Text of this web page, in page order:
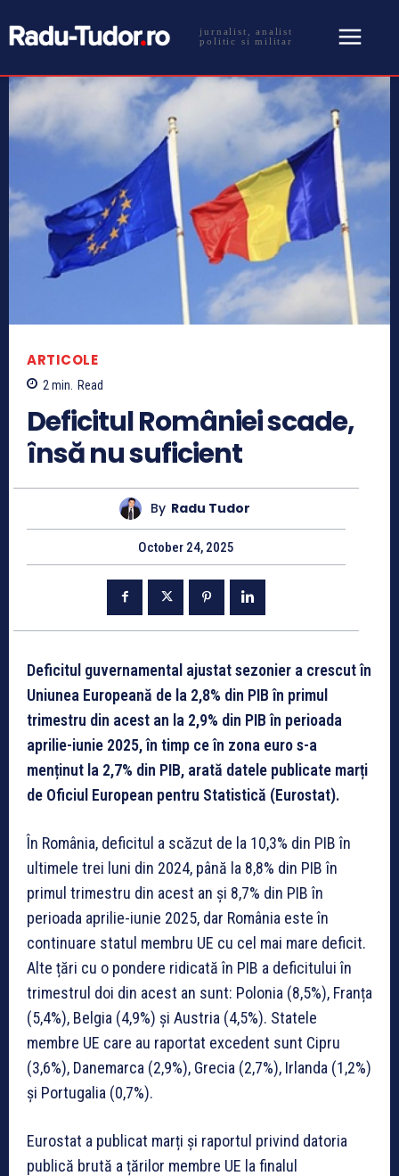
jurnalist, analist
politic si militar
ARTICOLE
2 min. Read
Deficitul României scade,
însă nu suficient
By Radu Tudor
October 24, 2025
Deficitul guvernamental ajustat sezonier a crescut în
Uniunea Europeană de la 2,8% din PIB în primul
trimestru din acest an la 2,9% din PIB în perioada
aprilie-iunie 2025, în timp ce în zona euro s-a
menținut la 2,7% din PIB, arată datele publicate marți
de Oficiul European pentru Statistică (Eurostat).
În România, deficitul a scăzut de la 10,3% din PIB în
ultimele trei luni din 2024, până la 8,8% din PIB în
primul trimestru din acest an și 8,7% din PIB în
perioada aprilie-iunie 2025, dar România este în
continuare statul membru UE cu cel mai mare deficit.
Alte țări cu o pondere ridicată în PIB a deficitului în
trimestrul doi din acest an sunt: Polonia (8,5%), Franța
(5,4%), Belgia (4,9%) și Austria (4,5%). Statele
membre UE care au raportat excedent sunt Cipru
(3,6%), Danemarca (2,9%), Grecia (2,7%), Irlanda (1,2%)
și Portugalia (0,7%).
Eurostat a publicat marți și raportul privind datoria
publică brută a țărilor membre UE la finalul